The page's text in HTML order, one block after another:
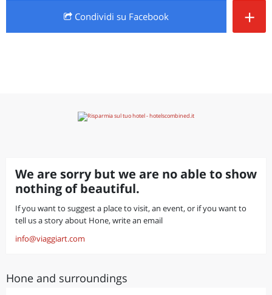
Condividi su Facebook +
We are sorry but we are no able to show
nothing of beautiful.
If you want to suggest a place to visit, an event, or if you want to
tell us a story about Hone, write an email
info@viaggiart.com
Hone and surroundings